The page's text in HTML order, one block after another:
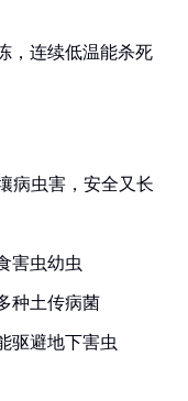
，连续低温能杀死
病虫害，安全又长
害虫幼虫
种土传病菌
驱避地下害虫